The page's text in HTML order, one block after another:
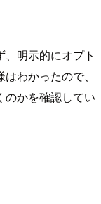
明示的にオプト
わかったので、
のかを確認してい